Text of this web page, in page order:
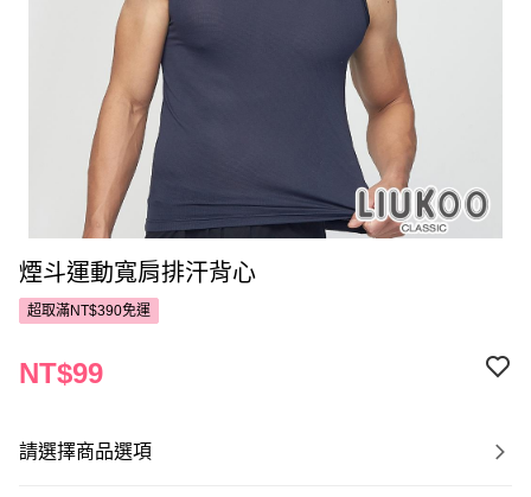
煙斗運動寬肩排汗背心
超取滿NT$390免運
NT$99
請選擇商品選項